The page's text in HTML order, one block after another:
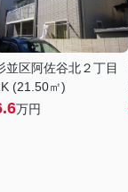
並区阿佐谷北２丁目
(21.50㎡)
万円